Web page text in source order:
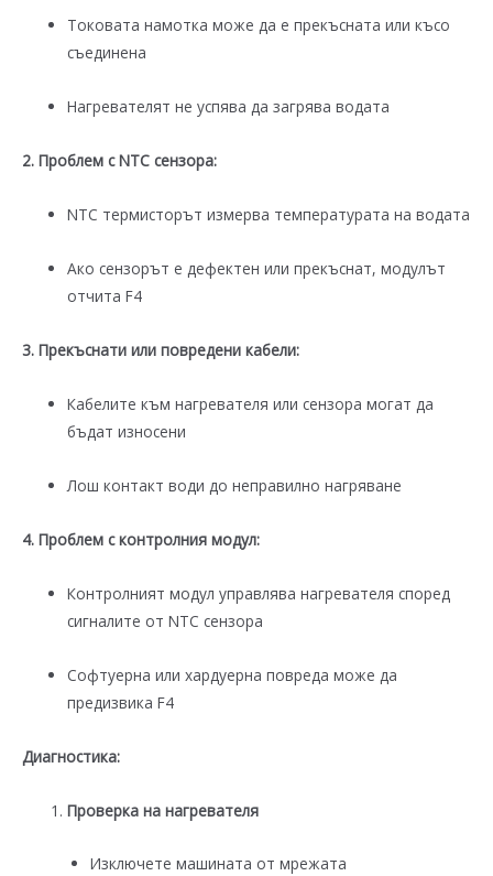
Токовата намотка може да е прекъсната или късо
съединена
Нагревателят не успява да загрява водата
2. Проблем с NTC сензора:
NTC термисторът измерва температурата на водата
Ако сензорът е дефектен или прекъснат, модулът
отчита F4
3. Прекъснати или повредени кабели:
Кабелите към нагревателя или сензора могат да
бъдат износени
Лош контакт води до неправилно нагряване
4. Проблем с контролния модул:
Контролният модул управлява нагревателя според
сигналите от NTC сензора
Софтуерна или хардуерна повреда може да
предизвика F4
Диагностика:
Проверка на нагревателя
Изключете машината от мрежата